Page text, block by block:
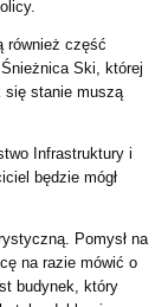
również część
Ski, której
się stanie muszą
Infrastruktury i
będzie mógł
Pomysł na
na razie mówić o
budynek, który